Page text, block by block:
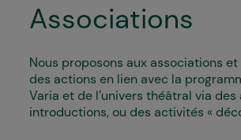
Associations
Nous proposons aux associations
des actions en lien avec la
Varia et de l’univers théâtral via des
introductions, ou des activités «